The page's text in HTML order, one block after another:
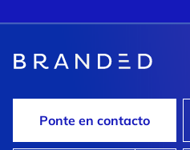
Ponte en contacto